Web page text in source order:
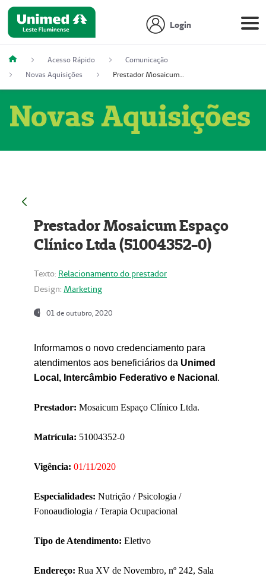
Login
Acesso Rápido
Comunicação
Novas Aquisições
Prestador Mosaicum Espaço Clínico Ltda (51004352-0)
Novas Aquisições
Prestador Mosaicum Espaço
Clínico Ltda (51004352-0)
Texto: Relacionamento do prestador
Design: Marketing
01 de outubro, 2020
Informamos o novo credenciamento para
atendimentos aos beneficiários da Unimed
Local, Intercâmbio Federativo e Nacional .
Prestador: Mosaicum Espaço Clínico Ltda.
Matrícula: 51004352-0
Vigência: 01/11/2020
Especialidades: Nutrição / Psicologia /
Fonoaudiologia / Terapia Ocupacional
Tipo de Atendimento: Eletivo
Endereço: Rua XV de Novembro, nº 242, Sala